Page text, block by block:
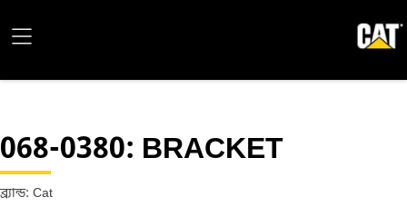
068-0380: BRACKET
ব্র্যান্ড: Cat